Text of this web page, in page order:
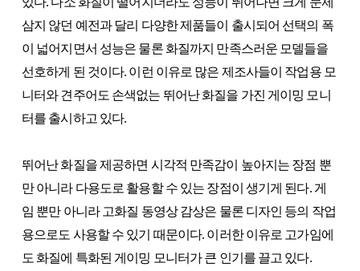
삼지 않던 예전과 달리 다양한 제품들이 출시되어 선택의 폭
이 넓어지면서 성능은 물론 화질까지 만족스러운 모델들을
선호하게 된 것이다. 이런 이유로 많은 제조사들이 작업용 모
니터와 견주어도 손색없는 뛰어난 화질을 가진 게이밍 모니
터를 출시하고 있다.
뛰어난 화질을 제공하면 시각적 만족감이 높아지는 장점 뿐
만 아니라 다용도로 활용할 수 있는 장점이 생기게 된다. 게
임 뿐만 아니라 고화질 동영상 감상은 물론 디자인 등의 작업
용으로도 사용할 수 있기 때문이다. 이러한 이유로 고가임에
도 화질에 특화된 게이밍 모니터가 큰 인기를 끌고 있다.